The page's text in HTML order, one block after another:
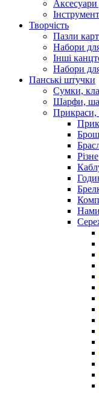
Аксесуари
Творчість
Пазли
Набори
Інші
Набори
Панські штучки
Сумки,
Шарфи,
Прикраси,
Різне